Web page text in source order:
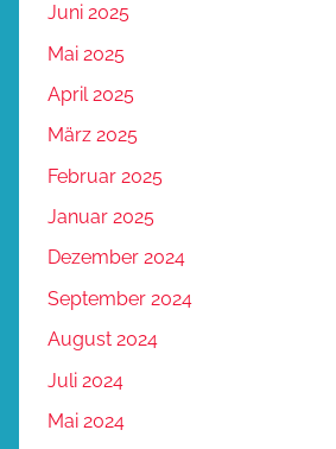
Juni 2025
Mai 2025
April 2025
März 2025
Februar 2025
Januar 2025
Dezember 2024
September 2024
August 2024
Juli 2024
Mai 2024